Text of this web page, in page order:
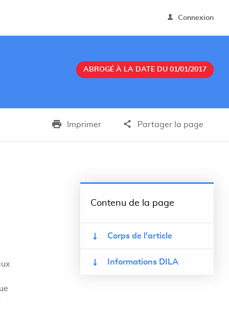
Connexion
ABROGÉ À LA DATE DU 01/01/2017
Imprimer Partager la page
Contenu de la page
Corps de l'article
Informations DILA